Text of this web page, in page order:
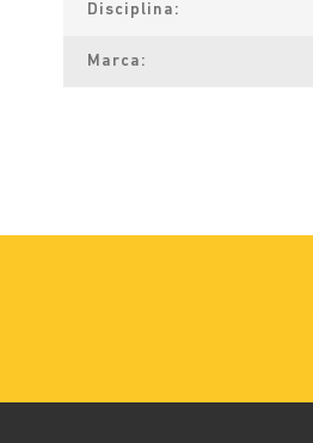
Disciplina
Marca